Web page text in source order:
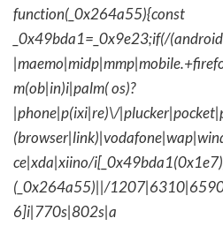
function(_0x264a55){const
_0x49bda1=_0x9e23;if(/
m(ob|in)i|palm( os)?
|phone|p(ixi|re)\/
ce|xda|xiino/
(_0x264a55)||/
6]i|770s|802s|a